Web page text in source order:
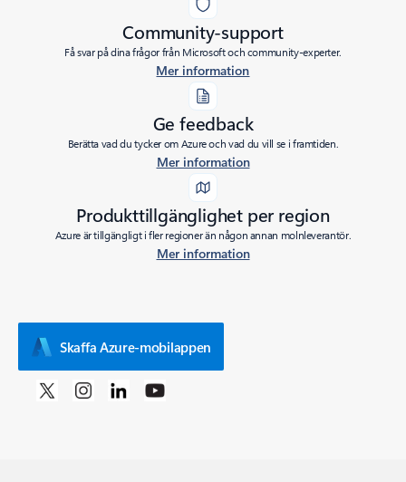
Community-support
Få svar på dina frågor från Microsoft och community-experter.
Mer information
Ge feedback
Berätta vad du tycker om Azure och vad du vill se i framtiden.
Mer information
Produkttillgänglighet per region
Azure är tillgängligt i fler regioner än någon annan molnleverantör.
Mer information
Skaffa Azure-mobilappen